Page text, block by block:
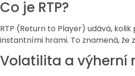
Co je RTP?
RTP (Return to Player) udává,
instantními hrami. To znamená, že
Volatilita a výherní